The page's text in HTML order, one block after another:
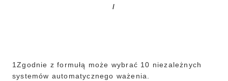
/
1Zgodnie z formułą może wybrać 10 niezależnych
systemów automatycznego ważenia.